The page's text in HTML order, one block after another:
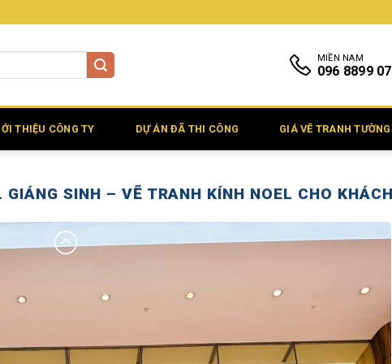
MIỀN NAM
096 8899
THIỆU CÔNG TY DỰ ÁN ĐÃ THI CÔNG GIÁ VẼ TRANH TƯỜNG
GIÁNG SINH – VẼ TRANH KÍNH NOEL CHO